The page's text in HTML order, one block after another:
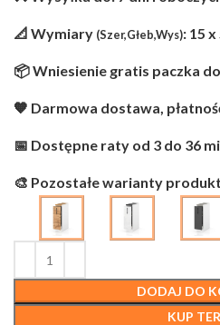
📐 Wymiary (Szer,Głeb,Wys): 15
📦 Wniesienie gratis paczka
🧡 Darmowa dostawa,
📅 Dostępne raty od 3 do 36
🎨 Pozostałe warianty
DODAJ DO
KUP